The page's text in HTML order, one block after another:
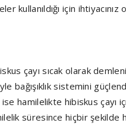
kullanıldığı için
çayı sıcak olarak
bağışıklık sistemini
ise hamilelikte hibiskus
süresince hiçbir şekilde